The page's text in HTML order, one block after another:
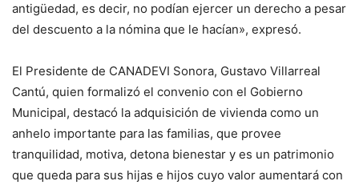
antigüedad, es decir, no podían ejercer un derecho a pesar
del descuento a la nómina que le hacían», expresó.
El Presidente de CANADEVI Sonora, Gustavo Villarreal
Cantú, quien formalizó el convenio con el Gobierno
Municipal, destacó la adquisición de vivienda como un
anhelo importante para las familias, que provee
tranquilidad, motiva, detona bienestar y es un patrimonio
que queda para sus hijas e hijos cuyo valor aumentará con